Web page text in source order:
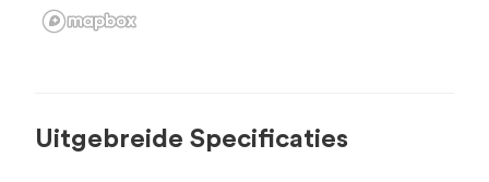
Uitgebreide Specificaties